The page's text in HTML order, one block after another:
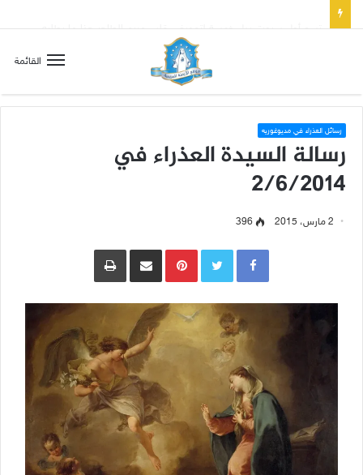
القائمة
رسائل العذراء في مديوغوريه
رسالة السيدة العذراء في
2/6/2014
2 مارس، 2015 396
Pinterestمشاركة عبر البريد طباعة